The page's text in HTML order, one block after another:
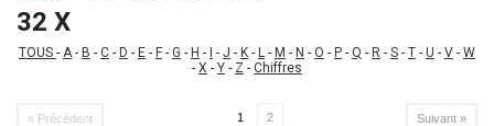
32 X
TOUS - A- B - C - D - E - F - G - H - - J - K - L - M - N - O - P - Q - R - S - T - U - V - W
- X - Y - Z - Chiffres
« Précédent 1 2 Suivant »